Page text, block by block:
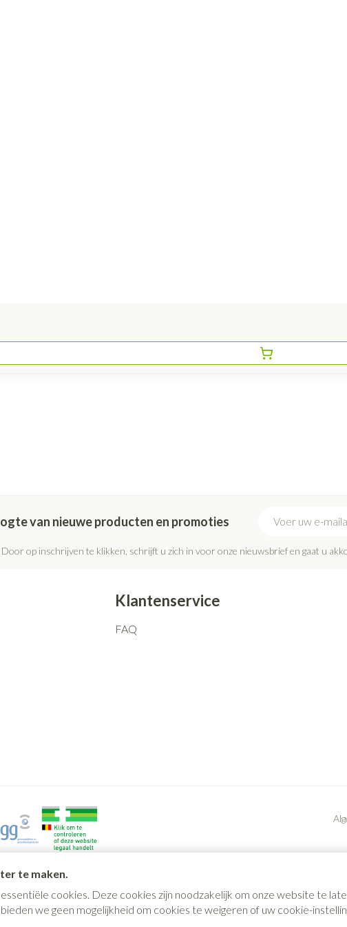
te maken.
cookies. Deze cookies zijn noodzakelijk om onze website te
we geen mogelijkheid om cookies te weigeren of uw cookie-
van nieuwe producten en promoties
Door op inschrijven te klikken, schrijft u zich in voor onze nieuwsbrief en gaat u
Klantenservice
FAQ